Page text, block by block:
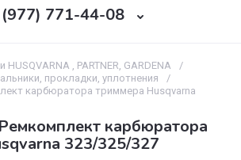
771-44-08
HUSQVARNA , PARTNER, GARDENA
/
прокладки, уплотнения
/
карбюратора триммера Husqvarna
карбюратора
323/325/327